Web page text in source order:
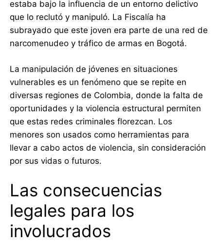
estaba bajo la influencia de un entorno delictivo
que lo reclutó y manipuló. La Fiscalía ha
subrayado que este joven era parte de una red de
narcomenudeo y tráfico de armas en Bogotá.
La manipulación de jóvenes en situaciones
vulnerables es un fenómeno que se repite en
diversas regiones de Colombia, donde la falta de
oportunidades y la violencia estructural permiten
que estas redes criminales florezcan. Los
menores son usados como herramientas para
llevar a cabo actos de violencia, sin consideración
por sus vidas o futuros.
Las consecuencias
legales para los
involucrados